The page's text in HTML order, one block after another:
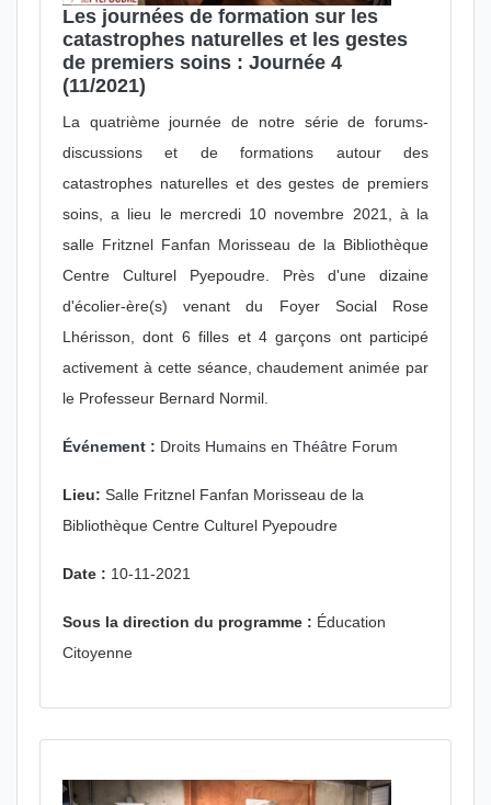
Les journées de formation sur les
catastrophes naturelles et les gestes
de premiers soins : Journée 4
(11/2021)
La quatrième journée de notre série de forums-
discussions et de formations autour des
catastrophes naturelles et des gestes de premiers
soins, a lieu le mercredi 10 novembre 2021, à la
salle Fritznel Fanfan Morisseau de la Bibliothèque
Centre Culturel Pyepoudre. Près d'une dizaine
d'écolier-ère(s) venant du Foyer Social Rose
Lhérisson, dont 6 filles et 4 garçons ont participé
activement à cette séance, chaudement animée par
le Professeur Bernard Normil.
Événement : Droits Humains en Théâtre Forum
Lieu: Salle Fritznel Fanfan Morisseau de la
Bibliothèque Centre Culturel Pyepoudre
Date : 10-11-2021
Sous la direction du programme : Éducation
Citoyenne